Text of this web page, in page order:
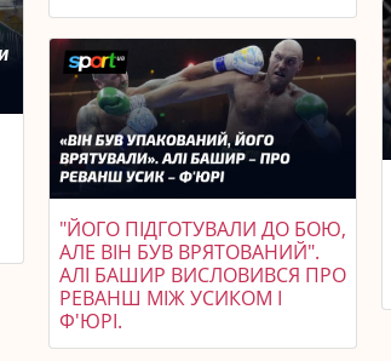
"ЙОГО ПІДГОТУВАЛИ ДО БОЮ,
АЛЕ ВІН БУВ ВРЯТОВАНИЙ".
АЛІ БАШИР ВИСЛОВИВСЯ ПРО
РЕВАНШ МІЖ УСИКОМ І
Ф'ЮРІ.